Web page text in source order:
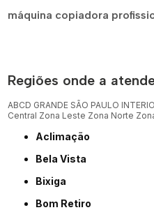
máquina copiadora
Regiões onde a
ABCD GRANDE SÃO PAULO
Central Zona Leste Zona Norte
Aclimação
Bela Vista
Bixiga
Bom Retiro